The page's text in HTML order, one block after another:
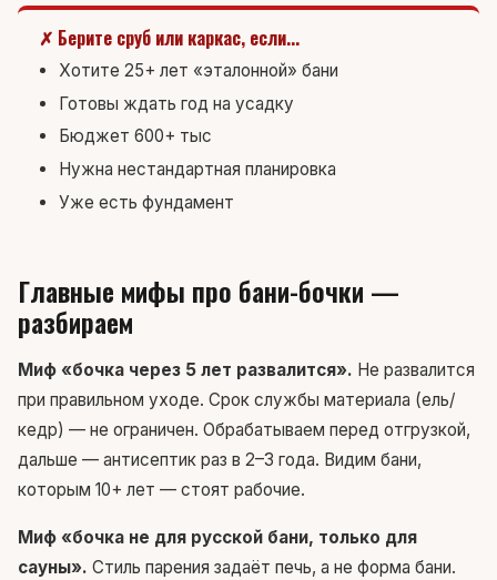
✗ Берите сруб или каркас, если...
Хотите 25+ лет «эталонной» бани
Готовы ждать год на усадку
Бюджет 600+ тыс
Нужна нестандартная планировка
Уже есть фундамент
Главные мифы про бани-бочки —
разбираем
Миф «бочка через 5 лет развалится». Не развалится
при правильном уходе. Срок службы материала (ель/
кедр) — не ограничен. Обрабатываем перед отгрузкой,
дальше — антисептик раз в 2–3 года. Видим бани,
которым 10+ лет — стоят рабочие.
Миф «бочка не для русской бани, только для
сауны». Стиль парения задаёт печь, а не форма бани.